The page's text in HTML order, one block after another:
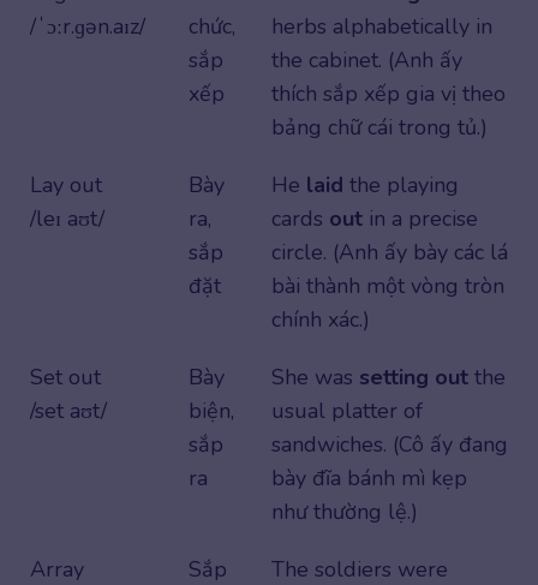
/ˈɔːr.ɡən.aɪz/
chức,
sắp
xếp
herbs alphabetically in
the cabinet. (Anh ấy
thích sắp xếp gia vị theo
bảng chữ cái trong tủ.)
Lay out
/leɪ aʊt/
Bày
ra,
sắp
đặt
He laid the playing
cards out in a precise
circle. (Anh ấy bày các lá
bài thành một vòng tròn
chính xác.)
Set out
/set aʊt/
Bày
biện,
sắp
ra
She was setting out the
usual platter of
sandwiches. (Cô ấy đang
bày đĩa bánh mì kẹp
như thường lệ.)
Array
Sắp
The soldiers were